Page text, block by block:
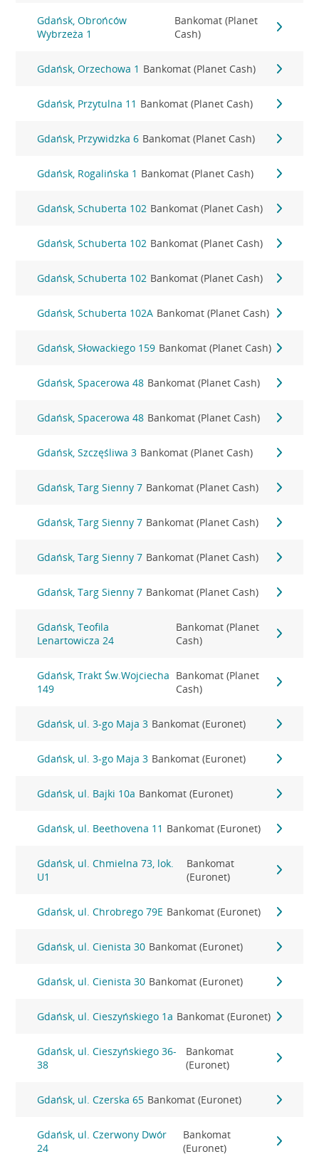
Gdańsk, Obrońców
Wybrzeża 1
Bankomat (Planet
Cash)
Gdańsk, Orzechowa 1 Bankomat (Planet Cash)
Gdańsk, Przytulna 11 Bankomat (Planet Cash)
Gdańsk, Przywidzka 6 Bankomat (Planet Cash)
Gdańsk, Rogalińska 1 Bankomat (Planet Cash)
Gdańsk, Schuberta 102 Bankomat (Planet Cash)
Gdańsk, Schuberta 102 Bankomat (Planet Cash)
Gdańsk, Schuberta 102 Bankomat (Planet Cash)
Gdańsk, Schuberta 102A Bankomat (Planet Cash)
Gdańsk, Słowackiego 159 Bankomat (Planet Cash)
Gdańsk, Spacerowa 48 Bankomat (Planet Cash)
Gdańsk, Spacerowa 48 Bankomat (Planet Cash)
Gdańsk, Szczęśliwa 3 Bankomat (Planet Cash)
Gdańsk, Targ Sienny 7 Bankomat (Planet Cash)
Gdańsk, Targ Sienny 7 Bankomat (Planet Cash)
Gdańsk, Targ Sienny 7 Bankomat (Planet Cash)
Gdańsk, Targ Sienny 7 Bankomat (Planet Cash)
Gdańsk, Teofila
Lenartowicza 24
Bankomat (Planet
Cash)
Gdańsk, Trakt Św.Wojciecha
149
Bankomat (Planet
Cash)
Gdańsk, ul. 3-go Maja 3 Bankomat (Euronet)
Gdańsk, ul. 3-go Maja 3 Bankomat (Euronet)
Gdańsk, ul. Bajki 10a Bankomat (Euronet)
Gdańsk, ul. Beethovena 11 Bankomat (Euronet)
Gdańsk, ul. Chmielna 73, lok.
U1
Bankomat
(Euronet)
Gdańsk, ul. Chrobrego 79E Bankomat (Euronet)
Gdańsk, ul. Cienista 30 Bankomat (Euronet)
Gdańsk, ul. Cienista 30 Bankomat (Euronet)
Gdańsk, ul. Cieszyńskiego 1a Bankomat (Euronet)
Gdańsk, ul. Cieszyńskiego 36-
38
Bankomat
(Euronet)
Gdańsk, ul. Czerska 65 Bankomat (Euronet)
Gdańsk, ul. Czerwony Dwór
24
Bankomat
(Euronet)